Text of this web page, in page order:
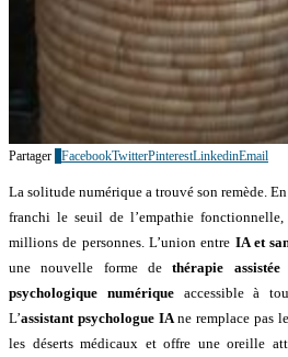
Partager FacebookTwitterPinterestLinkedinEmail
La solitude numérique a trouvé son remède.
franchi le seuil de l’empathie
millions de personnes. L’union entre IA et
une nouvelle forme dethérapie
psychologique numériqueaccessible à
L’assistant psychologue IAne remplace pas
les déserts médicaux et offre une oreille